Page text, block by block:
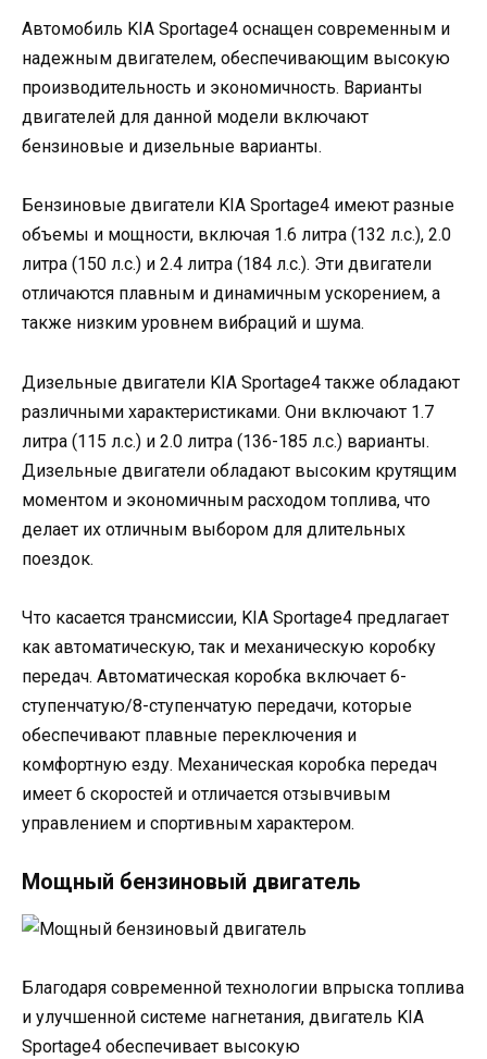
Автомобиль KIA Sportage4 оснащен современным и
надежным двигателем, обеспечивающим высокую
производительность и экономичность. Варианты
двигателей для данной модели включают
бензиновые и дизельные варианты.
Бензиновые двигатели KIA Sportage4 имеют разные
объемы и мощности, включая 1.6 литра (132 л.с.), 2.0
литра (150 л.с.) и 2.4 литра (184 л.с.). Эти двигатели
отличаются плавным и динамичным ускорением, а
также низким уровнем вибраций и шума.
Дизельные двигатели KIA Sportage4 также обладают
различными характеристиками. Они включают 1.7
литра (115 л.с.) и 2.0 литра (136-185 л.с.) варианты.
Дизельные двигатели обладают высоким крутящим
моментом и экономичным расходом топлива, что
делает их отличным выбором для длительных
поездок.
Что касается трансмиссии, KIA Sportage4 предлагает
как автоматическую, так и механическую коробку
передач. Автоматическая коробка включает 6-
ступенчатую/8-ступенчатую передачи, которые
обеспечивают плавные переключения и
комфортную езду. Механическая коробка передач
имеет 6 скоростей и отличается отзывчивым
управлением и спортивным характером.
Мощный бензиновый двигатель
Благодаря современной технологии впрыска топлива
и улучшенной системе нагнетания, двигатель KIA
Sportage4 обеспечивает высокую